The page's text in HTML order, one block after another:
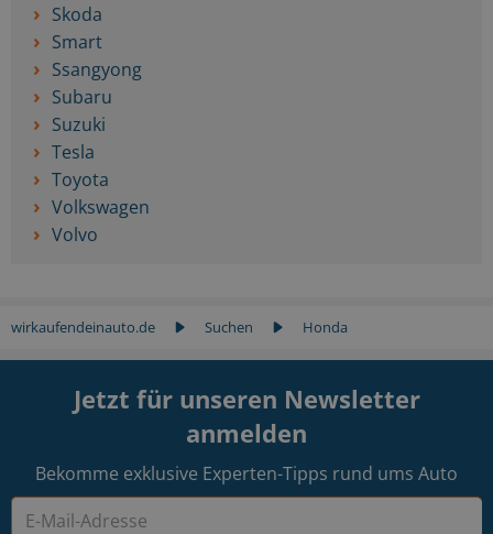
Skoda
Smart
Ssangyong
Subaru
Suzuki
Tesla
Toyota
Volkswagen
Volvo
wirkaufendeinauto.de Suchen Honda
Jetzt für unseren Newsletter
anmelden
Bekomme exklusive Experten-Tipps rund ums Auto